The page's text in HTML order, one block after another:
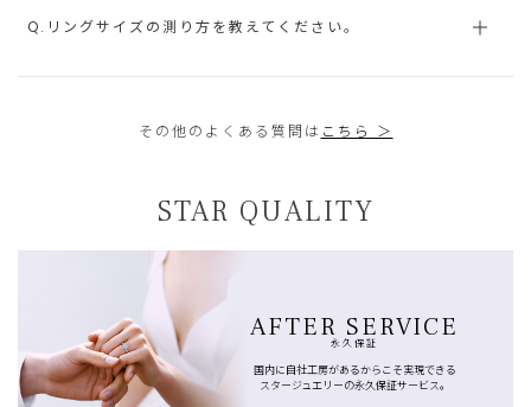
Q.リングサイズの測り方を教えてください。
その他のよくある質問は こちら ＞
STAR QUALITY
AFTER SERVICE
永久保証
国内に自社工房があるからこそ実現できる
スタージュエリーの永久保証サービス。